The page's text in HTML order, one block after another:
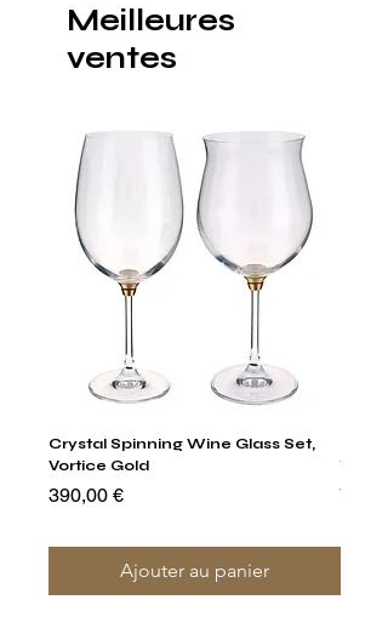
Meilleures
ventes
Crystal Spinning Wine Glass Set,
Vortice Gold
Prix
390,00 €
Ajouter au panier
Prix